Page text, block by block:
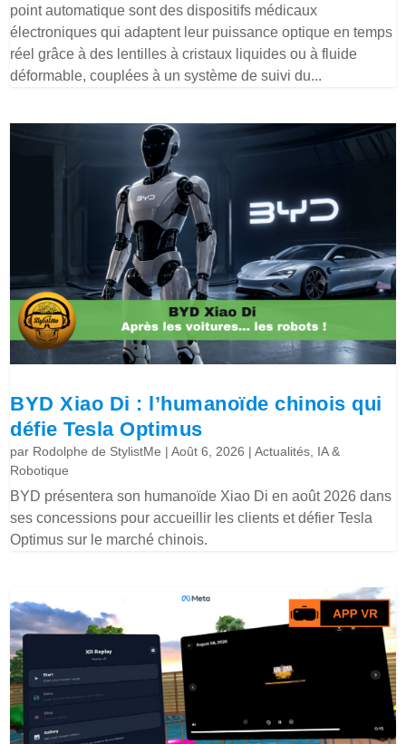
point automatique sont des dispositifs médicaux
électroniques qui adaptent leur puissance optique en temps
réel grâce à des lentilles à cristaux liquides ou à fluide
déformable, couplées à un système de suivi du...
BYD Xiao Di : l’humanoïde chinois qui
défie Tesla Optimus
par Rodolphe de StylistMe |Août 6, 2026 |Actualités IA &
Robotique
BYD présentera son humanoïde Xiao Di en août 2026 dans
ses concessions pour accueillir les clients et défier Tesla
Optimus sur le marché chinois.